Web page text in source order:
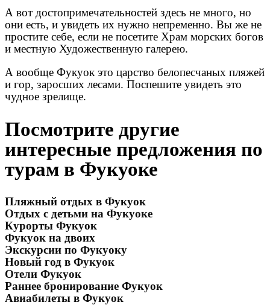
А вот достопримечательностей здесь не много, но
они есть, и увидеть их нужно непременно. Вы же не
простите себе, если не посетите Храм морских богов
и местную Художественную галерею.
А вообще Фукуок это царство белопесчаных пляжей
и гор, заросших лесами. Поспешите увидеть это
чудное зрелище.
Посмотрите другие
интересные предложения по
турам в Фукуоке
Пляжный отдых в Фукуок
Отдых с детьми на Фукуоке
Курорты Фукуок
Фукуок на двоих
Экскурсии по Фукуоку
Новый год в Фукуок
Отели Фукуок
Раннее бронирование Фукуок
Авиабилеты в Фукуок